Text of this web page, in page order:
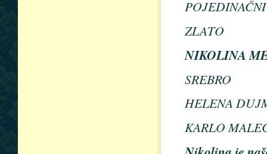
ZLATO
NIKOLINA
SREBRO
HELENA
KARLO